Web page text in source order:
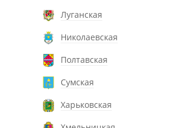
Луганская
Николаевская
Полтавская
Сумская
Харьковская